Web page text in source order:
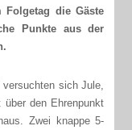
Folgetag die Gäste
Punkte aus der
sich Jule,
den Ehrenpunkt
Zwei knappe 5-